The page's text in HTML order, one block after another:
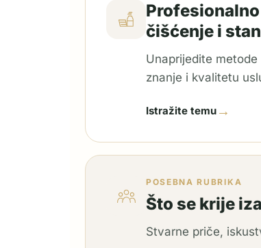
Profesionalno
čišćenje i
Unaprijedite metode
znanje i kvalitetu
Istražite temu →
POSEBNA RUBRIKA
Što se krije
Stvarne priče,